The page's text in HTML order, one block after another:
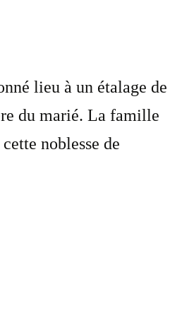
lieu à un étalage de
du marié. La famille
noblesse de